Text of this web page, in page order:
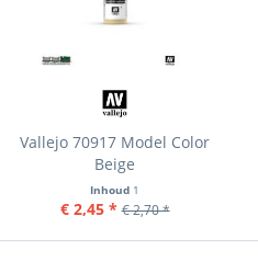
Vallejo 70917 Model Color
Beige
Inhoud 1
€ 2,45 * € 2,70 *